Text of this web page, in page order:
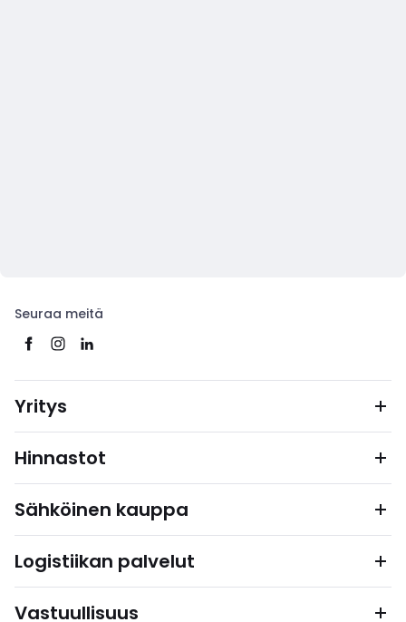
Seuraa meitä
Yritys
Hinnastot
Sähköinen kauppa
Logistiikan palvelut
Vastuullisuus